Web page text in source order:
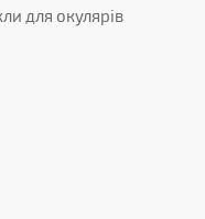
для окулярів